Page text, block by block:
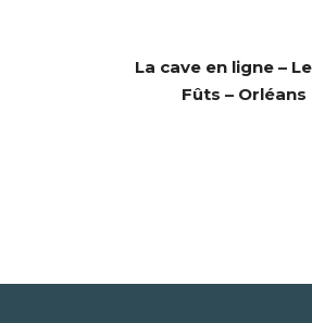
La cave en ligne –
Fûts – Orléans